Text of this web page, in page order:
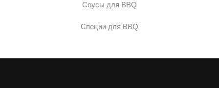
Соусы для BBQ
Специи для BBQ